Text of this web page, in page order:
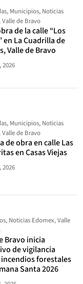
, Municipios, Noticias
,Valle de Bravo
de la calle “Los
en La Cuadrilla de
Valle de Bravo
2026
, Municipios, Noticias
,Valle de Bravo
de obra en calle Las
en Casas Viejas
2026
, Noticias Edomex,Valle
Bravo inicia
de vigilancia
forestales
Santa 2026